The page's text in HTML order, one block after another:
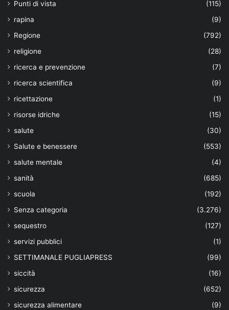
Punti di vista
(115)
rapina
(9)
Regione
(792)
religione
(28)
ricerca e prevenzione
(7)
ricerca scientifica
(9)
ricettazione
(1)
risorse idriche
(15)
salute
(30)
Salute e benessere
(553)
salute mentale
(4)
sanità
(685)
scuola
(192)
Senza categoria
(3.276)
sequestro
(127)
servizi pubblici
(1)
SETTIMANALE PUGLIAPRESS
(99)
siccità
(16)
sicurezza
(652)
sicurezza alimentare
(9)